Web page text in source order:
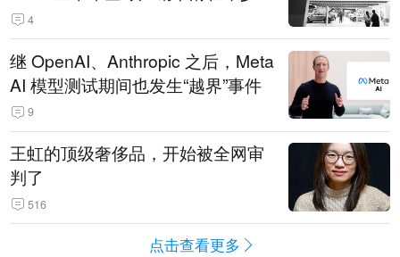
14.3万辆
4
继 OpenAI、Anthropic 之后，Meta
AI 模型测试期间也发生“越界”事件
9
王虹的顶级奢侈品，开始被全网审
判了
516
点击查看更多